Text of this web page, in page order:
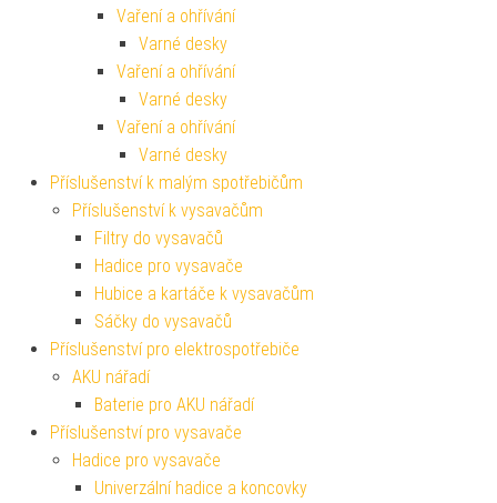
Vaření a ohřívání
Varné desky
Vaření a ohřívání
Varné desky
Vaření a ohřívání
Varné desky
Příslušenství k malým spotřebičům
Příslušenství k vysavačům
Filtry do vysavačů
Hadice pro vysavače
Hubice a kartáče k vysavačům
Sáčky do vysavačů
Příslušenství pro elektrospotřebiče
AKU nářadí
Baterie pro AKU nářadí
Příslušenství pro vysavače
Hadice pro vysavače
Univerzální hadice a koncovky